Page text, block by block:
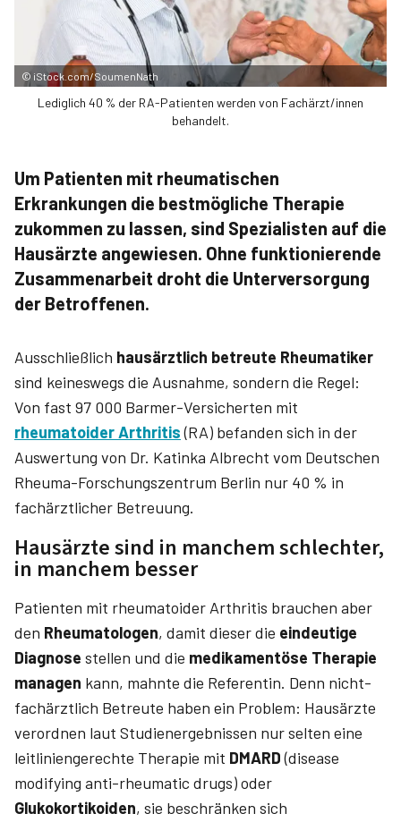
© iStock.com/SoumenNath
Lediglich 40 % der RA-Patienten werden von Fachärzt/innen
behandelt.
Um Patienten mit rheumatischen
Erkrankungen die bestmögliche Therapie
zukommen zu lassen, sind Spezialisten auf die
Hausärzte angewiesen. Ohne funktionierende
Zusammenarbeit droht die Unterversorgung
der Betroffenen.
Ausschließlich hausärztlich betreute Rheumatiker
sind keineswegs die Ausnahme, sondern die Regel:
Von fast 97 000 Barmer-Versicherten mit
rheumatoider Arthritis(RA) befanden sich in der
Auswertung von Dr. Katinka Albrecht­ vom Deutschen
Rheuma-Forschungszentrum Berlin nur 40 % in
fachärztlicher Betreuung.
Hausärzte sind in manchem schlechter,
in manchem besser
Patienten mit rheumatoider Arthritis brauchen aber
den Rheumatologen, damit dieser die eindeutige
Diagnose stellen und die medikamentöse Therapie
managen kann, mahnte die Referentin. Denn nicht-
fachärztlich Betreute haben ein Problem: Hausärzte
verordnen laut Studienergebnissen nur selten eine
leitliniengerechte Therapie mit DMARD(disease
modifying anti-rheumatic drugs) oder
Glukokortikoiden, sie beschränken sich